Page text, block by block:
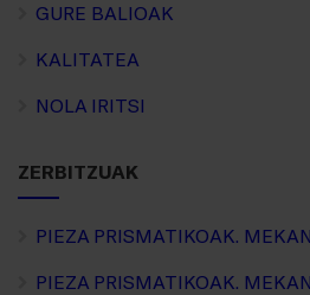
GURE BALIOAK
KALITATEA
NOLA IRITSI
ZERBITZUAK
PIEZA PRISMATIKOAK.
PIEZA PRISMATIKOAK.